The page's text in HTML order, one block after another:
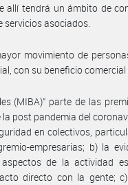
allí tendrá un ámbito de
servicios asociados.
movimiento de
con su beneficio
(MIBA)” parte de las
post pandemia del
en colectivos,
empresarias; b) la
de la actividad
directo con la gente;